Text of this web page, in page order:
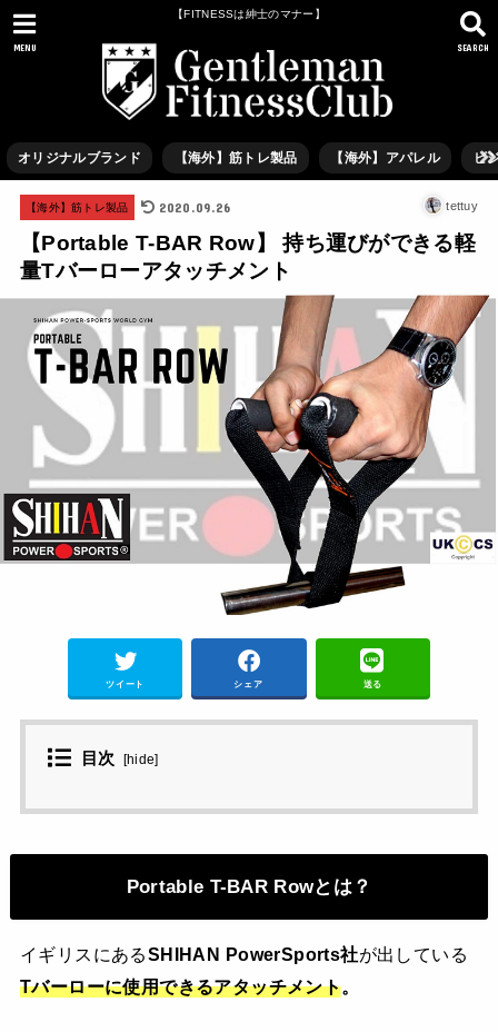
【FITNESSは紳士のマナー】
SEARCH
MENU
オリジナルブランド 【海外】筋トレ製品 【海外】アパレル ビ
【海外】筋トレ製品 2020.09.26 tettuy
【Portable T-BAR Row】 持ち運びができる軽
量Tバーローアタッチメント
ツイート シェア 送る
目次 [hide]
Portable T-BAR Rowとは？
イギリスにあるSHIHAN PowerSports社が出している
Tバーローに使用できるアタッチメント。